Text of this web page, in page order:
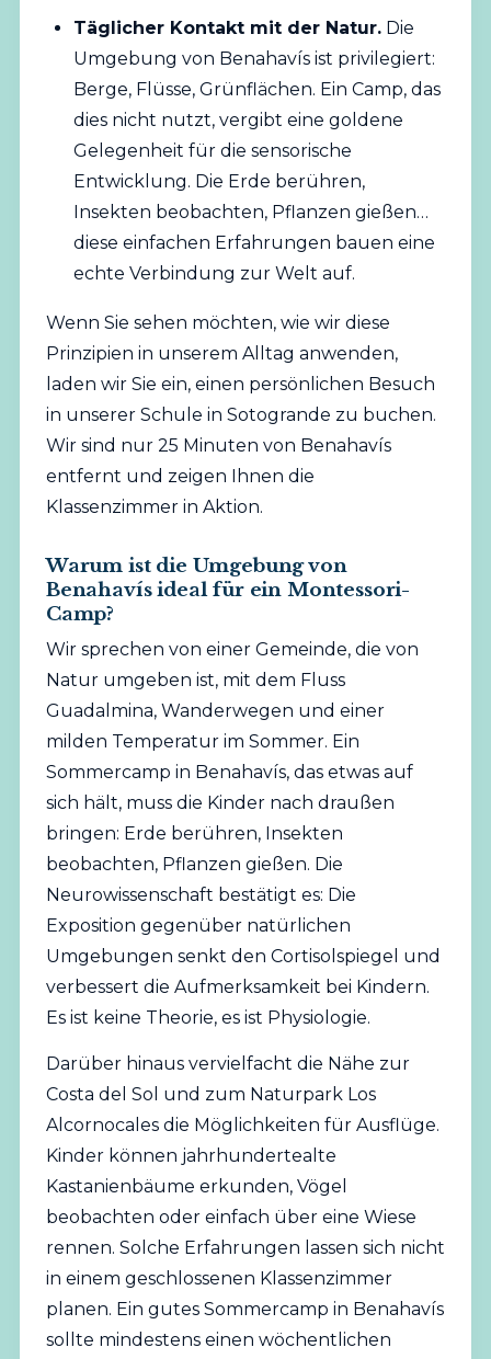
Täglicher Kontakt mit der Natur. Die
Umgebung von Benahavís ist privilegiert:
Berge, Flüsse, Grünflächen. Ein Camp, das
dies nicht nutzt, vergibt eine goldene
Gelegenheit für die sensorische
Entwicklung. Die Erde berühren,
Insekten beobachten, Pflanzen gießen…
diese einfachen Erfahrungen bauen eine
echte Verbindung zur Welt auf.
Wenn Sie sehen möchten, wie wir diese
Prinzipien in unserem Alltag anwenden,
laden wir Sie ein, einen persönlichen Besuch
in unserer Schule in Sotogrande zu buchen.
Wir sind nur 25 Minuten von Benahavís
entfernt und zeigen Ihnen die
Klassenzimmer in Aktion.
Warum ist die Umgebung von
Benahavís ideal für ein Montessori-
Camp?
Wir sprechen von einer Gemeinde, die von
Natur umgeben ist, mit dem Fluss
Guadalmina, Wanderwegen und einer
milden Temperatur im Sommer. Ein
Sommercamp in Benahavís, das etwas auf
sich hält, muss die Kinder nach draußen
bringen: Erde berühren, Insekten
beobachten, Pflanzen gießen. Die
Neurowissenschaft bestätigt es: Die
Exposition gegenüber natürlichen
Umgebungen senkt den Cortisolspiegel und
verbessert die Aufmerksamkeit bei Kindern.
Es ist keine Theorie, es ist Physiologie.
Darüber hinaus vervielfacht die Nähe zur
Costa del Sol und zum Naturpark Los
Alcornocales die Möglichkeiten für Ausflüge.
Kinder können jahrhundertealte
Kastanienbäume erkunden, Vögel
beobachten oder einfach über eine Wiese
rennen. Solche Erfahrungen lassen sich nicht
in einem geschlossenen Klassenzimmer
planen. Ein gutes Sommercamp in Benahavís
sollte mindestens einen wöchentlichen